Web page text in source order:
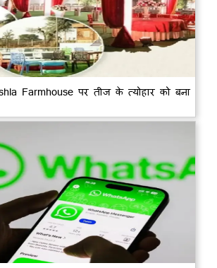
Farmhouse पर तीज के त्योहार को बना